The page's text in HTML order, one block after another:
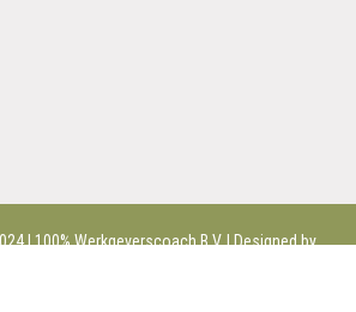
| 100%Werkgeverscoach B.V.| Designed by